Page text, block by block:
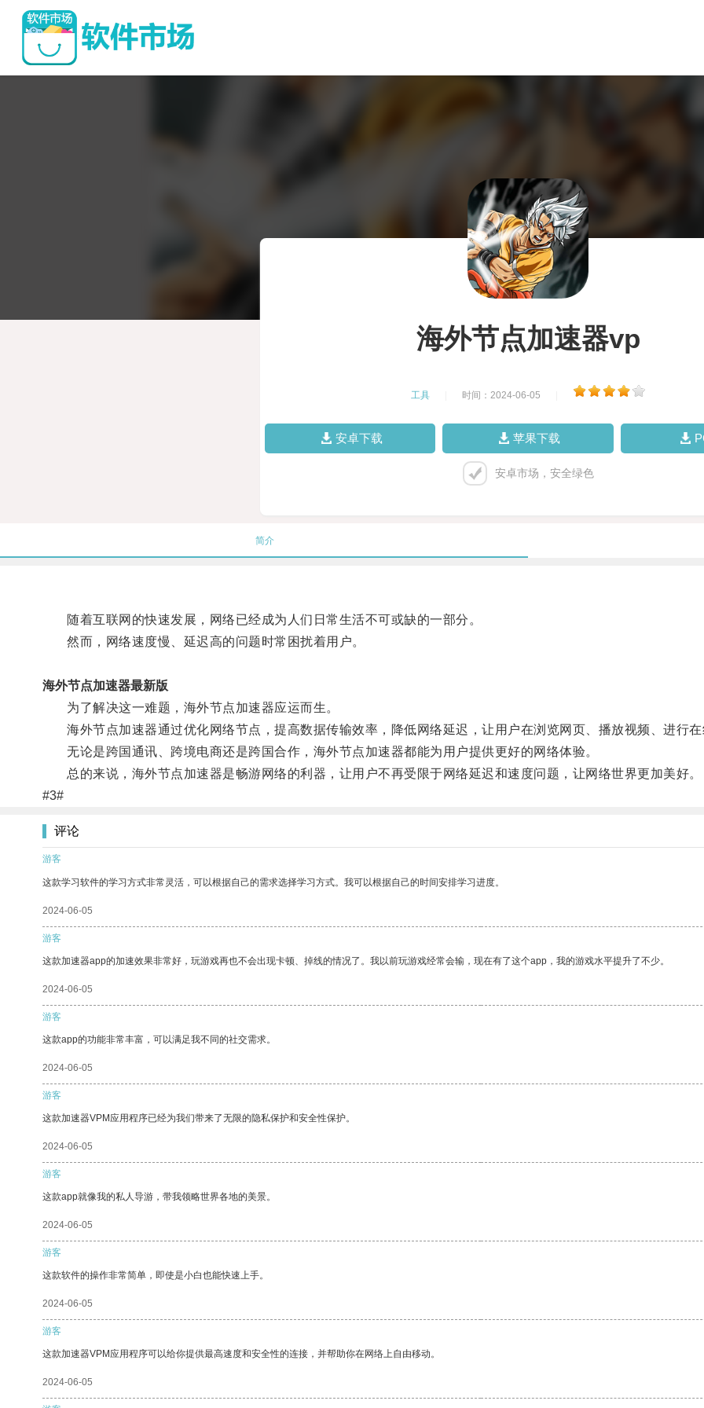
海外节点加速器vp
工具 时间：2024-06-05
安卓下载 苹果下载
安卓市场，安全绿色
简介
随着互联网的快速发展，网络已经成为人们日常生活不可或缺的一部分。
然而，网络速度慢、延迟高的问题时常困扰着用户。
海外节点加速器最新版
为了解决这一难题，海外节点加速器应运而生。
海外节点加速器通过优化网络节点，提高数据传输效率，降低网络延迟，让用户在浏览网页、播放视频、进行在
无论是跨国通讯、跨境电商还是跨国合作，海外节点加速器都能为用户提供更好的网络体验。
总的来说，海外节点加速器是畅游网络的利器，让用户不再受限于网络延迟和速度问题，让网络世界更加美好。
#3#
评论
游客
这款学习软件的学习方式非常灵活，可以根据自己的需求选择学习方式。我可以根据自己的时间安排学习进度。
2024-06-05
游客
这款加速器app的加速效果非常好，玩游戏再也不会出现卡顿、掉线的情况了。我以前玩游戏经常会输，现在有了这个app，我的游戏水平提升了不少。
2024-06-05
游客
这款app的功能非常丰富，可以满足我不同的社交需求。
2024-06-05
游客
这款加速器VPM应用程序已经为我们带来了无限的隐私保护和安全性保护。
2024-06-05
游客
这款app就像我的私人导游，带我领略世界各地的美景。
2024-06-05
游客
这款软件的操作非常简单，即使是小白也能快速上手。
2024-06-05
游客
这款加速器VPM应用程序可以给你提供最高速度和安全性的连接，并帮助你在网络上自由移动。
2024-06-05